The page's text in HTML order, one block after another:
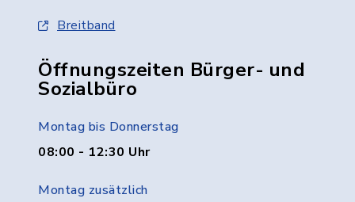
Breitband
Öffnungszeiten Bürger- und
Sozialbüro
Montag bis Donnerstag
08:00 - 12:30 Uhr
Montag zusätzlich